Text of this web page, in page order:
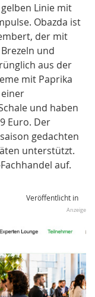
Linie mit
Obazda ist
der mit
und
aus der
mit Paprika
und haben
Euro. Der
gedachten
unterstützt.
auf.
Veröffentlicht in
Anzeige